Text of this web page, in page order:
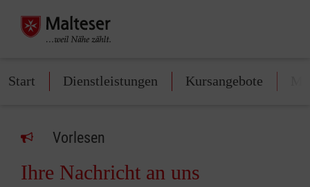
Start Dienstleistungen Kursangebote
Vorlesen
Ihre Nachricht an uns